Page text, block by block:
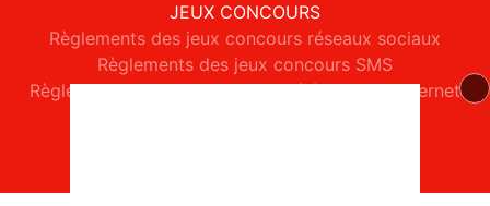
JEUX CONCOURS
Règlements des jeux concours réseaux sociaux
Règlements des jeux concours SMS
Règlements des jeux concours téléphone et internet